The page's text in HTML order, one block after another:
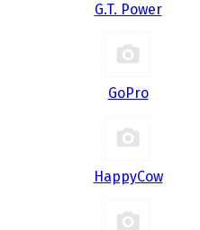
G.T. Power
GoPro
HappyCow